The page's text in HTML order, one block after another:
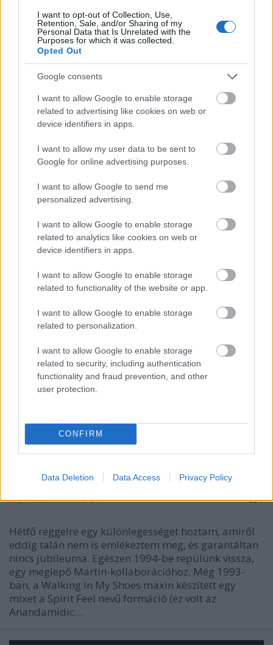
I want to opt-out of Collection, Use,
Retention, Sale, and/or Sharing of my
Personal Data that Is Unrelated with the
Purposes for which it was collected.
Opted Out
Google consents
I want to allow Google to enable storage
related to advertising like cookies on web or
device identifiers in apps.
I want to allow my user data to be sent to
Google for online advertising purposes.
I want to allow Google to send me
personalized advertising.
I want to allow Google to enable storage
related to analytics like cookies on web or
device identifiers in apps.
I want to allow Google to enable storage
related to functionality of the website or app.
I want to allow Google to enable storage
related to personalization.
I want to allow Google to enable storage
related to security, including authentication
functionality and fraud prevention, and other
user protection.
CONFIRM
Data Deletion Data Access Privacy Policy
32 éve jelent meg a SONGS OF FAITH
AND DEVOTION LIVE!
2025. december 06.
Itt a tízszámos album playlistje:
Spirit Feel-kollaboráció
Szigi.•2025. november 24. 0
Hétfő reggelre egy különlegességet hoztam, amiről
eddig talán nem is emlékeztem meg, és garantáltan
nincs jubileuma. Egészen 1994-be repülünk vissza,
egy meglepő Martin-kollaborációhoz. Még 1993-
ban, a Walking In My Shoes maxin készített egy
mixet a Spirit Feel nevű formáció (ez volt az
Anandamidic…